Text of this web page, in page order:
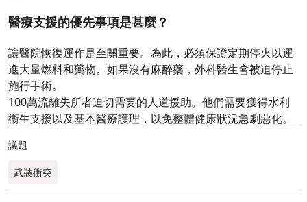
醫療支援的優先事項是甚麼？
讓醫院恢復運作是至關重要。為此，必須保證定期停火以運
進大量燃料和藥物。如果沒有麻醉藥，外科醫生會被迫停止
施行手術。
100萬流離失所者迫切需要的人道援助。他們需要獲得水利
衞生支援以及基本醫療護理，以免整體健康狀況急劇惡化。
議題
武裝衝突